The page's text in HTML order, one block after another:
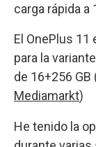
carga rápida a
El OnePlus
para la
de 16+256
Mediamarkt)
He tenido la